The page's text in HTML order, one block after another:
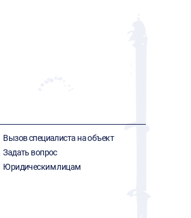
Вызов специалиста на объект
Задать вопрос
Юридическим лицам